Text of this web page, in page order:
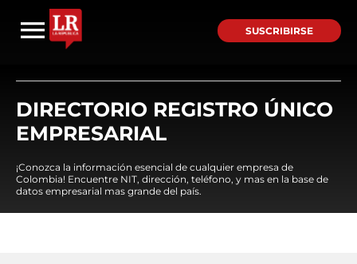
SUSCRIBIRSE
DIRECTORIO REGISTRO ÚNICO
EMPRESARIAL
¡Conozca la información esencial de cualquier empresa de
Colombia! Encuentre NIT, dirección, teléfono, y mas en la base de
datos empresarial mas grande del país.